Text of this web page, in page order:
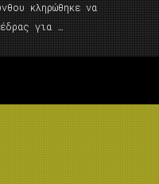
κληρώθηκε να
για …